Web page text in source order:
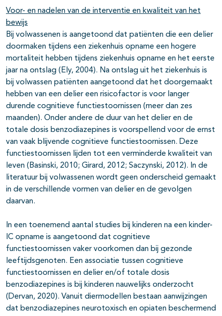
Voor- en nadelen van de interventie en kwaliteit van het
bewijs
Bij volwassenen is aangetoond dat patiënten die een delier
doormaken tijdens een ziekenhuis opname een hogere
mortaliteit hebben tijdens ziekenhuis opname en het eerste
jaar na ontslag (Ely, 2004). Na ontslag uit het ziekenhuis is
bij volwassen patiënten aangetoond dat het doorgemaakt
hebben van een delier een risicofactor is voor langer
durende cognitieve functiestoornissen (meer dan zes
maanden). Onder andere de duur van het delier en de
totale dosis benzodiazepines is voorspellend voor de ernst
van vaak blijvende cognitieve functiestoornissen. Deze
functiestoornissen lijden tot een verminderde kwaliteit van
leven (Basinski, 2010; Girard, 2012; Saczynski, 2012). In de
literatuur bij volwassenen wordt geen onderscheid gemaakt
in de verschillende vormen van delier en de gevolgen
daarvan.
In een toenemend aantal studies bij kinderen na een kinder-
IC opname is aangetoond dat cognitieve
functiestoornissen vaker voorkomen dan bij gezonde
leeftijdsgenoten. Een associatie tussen cognitieve
functiestoornissen en delier en/of totale dosis
benzodiazepines is bij kinderen nauwelijks onderzocht
(Dervan, 2020). Vanuit diermodellen bestaan aanwijzingen
dat benzodiazepines neurotoxisch en opiaten beschermend